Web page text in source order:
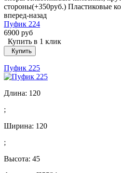
стороны(+350руб.) Пластиковые
вперед-назад
Пуфик 224
6900 руб
Купить в 1 клик
Купить
Пуфик 225
Длина: 120
;
Ширина: 120
;
Высота: 45